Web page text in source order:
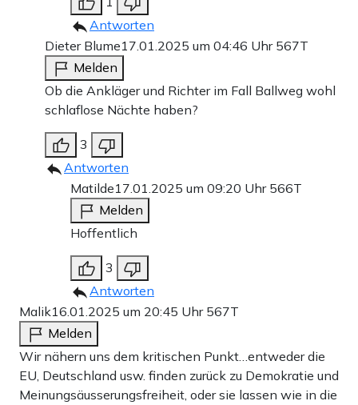
Antworten
Dieter Blume17.01.2025 um 04:46 Uhr 567T
Melden
Ob die Ankläger und Richter im Fall Ballweg wohl
schlaflose Nächte haben?
3
Antworten
Matilde17.01.2025 um 09:20 Uhr 566T
Melden
Hoffentlich
3
Antworten
Malik16.01.2025 um 20:45 Uhr 567T
Melden
Wir nähern uns dem kritischen Punkt…entweder die
EU, Deutschland usw. finden zurück zu Demokratie und
Meinungsäusserungsfreiheit, oder sie lassen wie in die